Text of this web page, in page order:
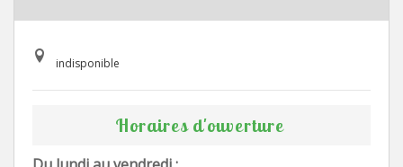
indisponible
Horaires d'ouverture